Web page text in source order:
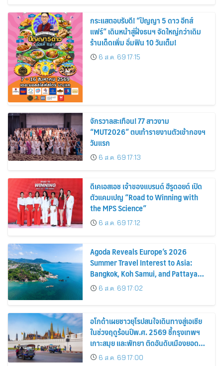
กระแสตอบรับดี! “ปัญญา 5 ดาว อีทส์
แฟร์” เดินหน้าสู่ฝั่งธนฯ จัดใหญ่กว่าเดิม
ร้านเด็ดเพิ่ม อิ่มฟิน 10 วันเต็ม!
6 ส.ค. 69 17:15
จักรวาลสะเทือน! 77 สาวงาม
“MUT2026” ตบเท้ารายงานตัวเข้ากองฯ
วันแรก
6 ส.ค. 69 17:13
ดีเคเอสเอช เจ้าของแบรนด์ ฮีรูดอยด์ เปิด
ตัวแคมเปญ “Road to Winning with
the MPS Science”
6 ส.ค. 69 17:12
Agoda Reveals Europe’s 2026
Summer Travel Interest to Asia:
Bangkok, Koh Samui, and Pattaya
Among the Top Cities
6 ส.ค. 69 17:02
อโกด้าเผยชาวยุโรปสนใจเดินทางสู่เอเชีย
ในช่วงฤดูร้อนปีพ.ศ. 2569 ชี้กรุงเทพฯ
เกาะสมุย และพัทยา ติดอันดับเมืองยอด
นิยม6 ส.ค. 69 17:00